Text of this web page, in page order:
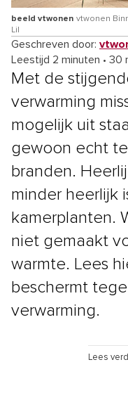
beeld vtwonen vtwonen
Lil
Geschreven door:
Leestijd 2 minuten • 30
Met de
verwarming
mogelijk uit
gewoon echt
branden.
minder heerlijk
kamerplanten.
niet gemaakt
warmte. Lees
beschermt
verwarming.
Lees